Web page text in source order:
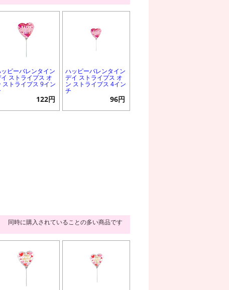
ピーバレンタイン
ストライプス オ
ストライプス 9イン
122円
ハッピーバレンタイン
デイ ストライプス オ
ン ストライプス 4イン
チ
96円
同時に購入されていることの多い商品です